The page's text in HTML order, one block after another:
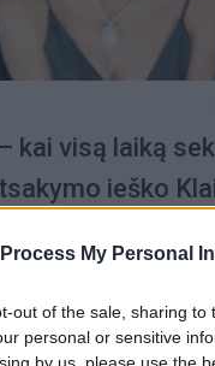
My Personal
out of the sale, sharing to
personal or sensitive
by us, please use the
kai visą laiką
ieško
premjera